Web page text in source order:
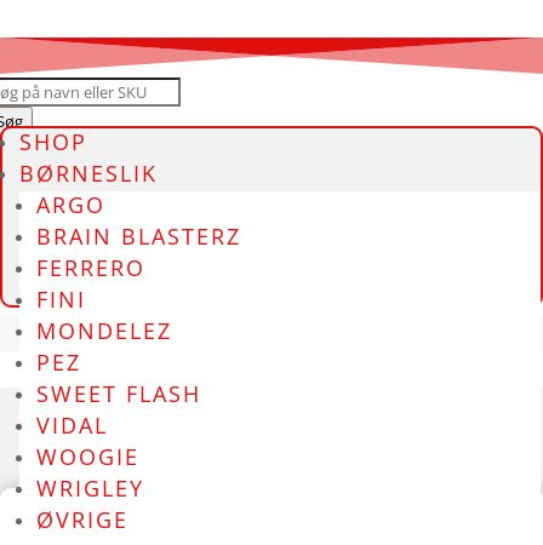
SHOP
BØRNESLIK
ARGO
BRAIN BLASTERZ
FERRERO
FINI
MONDELEZ
PEZ
SWEET FLASH
VIDAL
WOOGIE
WRIGLEY
ØVRIGE
Ingen resultater fundet